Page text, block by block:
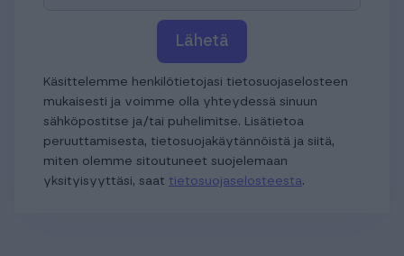
Lähetä
Käsittelemme henkilötietojasi tietosuojaselosteen
mukaisesti ja voimme olla yhteydessä sinuun
sähköpostitse ja/tai puhelimitse. Lisätietoa
peruuttamisesta, tietosuojakäytännöistä ja siitä,
miten olemme sitoutuneet suojelemaan
yksityisyyttäsi, saat tietosuojaselosteesta.